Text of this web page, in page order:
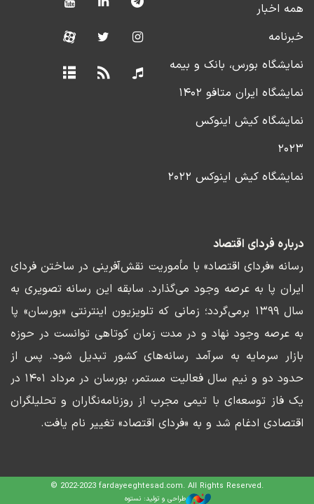
همه اخبار
خبرنامه
نمایشگاه بورس، بانک و بیمه
نمایشگاه ایران متافو ۱۴۰۲
نمایشگاه کیش اینوکس
۲۰۲۳
نمایشگاه کیش اینوکس ۲۰۲۲
درباره فردای اقتصاد
رسانه «فردای اقتصاد» با مأموریت نقش‌آفرینی در ساختن فردای
ایران پا به عرصه وجود می‌گذارد. سابقه این رسانه تصویری به
سال ۱۳۹۹ برمی‌گردد؛ زمانی که تلویزیون اینترنتی «بورسان» پا
به عرصه وجود نهاد و در مدت زمان کوتاهی توانست در حوزه
بازار سرمایه به سرآمد رسانه‌های کشور تبدیل شود. پس از
حدود دو و نیم سال فعالیت مستمر، بورسان در مرداد ۱۴۰۱ در
یک فاز توسعه‌ای با تیمی مجرب از روزنامه‌نگاران و تحلیلگران
اقتصادی ادغام شد و به «فردای اقتصاد» تغییر نام یافت.
© 2022-2023 fardayeeghtesad.com. All Rights Reserved.
طراحی و تولید: نستوه